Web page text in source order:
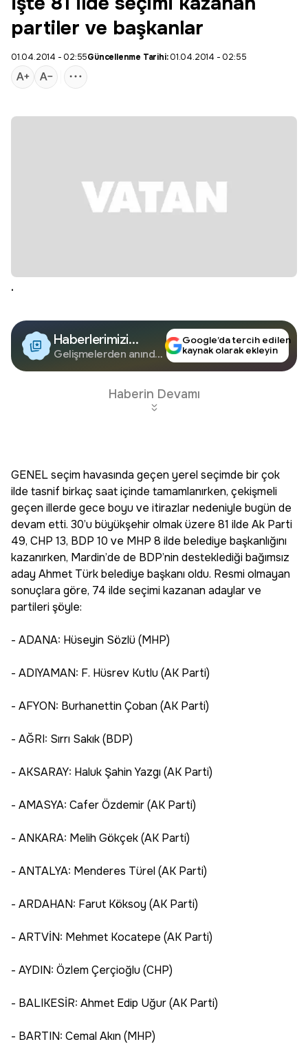
partiler ve başkanlar
01.04.2014 - 02:55Güncellenme Tarihi:01.04.2014 - 02:55
.
Haberlerimizi
Google'da Takip
Edin
Gelişmelerden anında
Google’da tercih edilen
kaynak olarak ekleyin
Haberin Devamı
GENEL seçim havasında geçen yerel seçimde bir çok
ilde tasnif birkaç saat içinde tamamlanırken, çekişmeli
geçen illerde gece boyu ve itirazlar nedeniyle bugün de
devam etti. 30’u büyükşehir olmak üzere 81 ilde Ak Parti
49, CHP 13, BDP 10 ve MHP 8 ilde belediye başkanlığını
kazanırken, Mardin’de de BDP’nin desteklediği bağımsız
aday Ahmet Türk belediye başkanı oldu. Resmi olmayan
sonuçlara göre, 74 ilde seçimi kazanan adaylar ve
partileri şöyle:
- ADANA: Hüseyin Sözlü (MHP)
- ADIYAMAN: F. Hüsrev Kutlu (AK Parti)
- AFYON: Burhanettin Çoban (AK Parti)
- AĞRI: Sırrı Sakık (BDP)
- AKSARAY: Haluk Şahin Yazgı (AK Parti)
- AMASYA: Cafer Özdemir (AK Parti)
- ANKARA: Melih Gökçek (AK Parti)
- ANTALYA: Menderes Türel (AK Parti)
- ARDAHAN: Farut Köksoy (AK Parti)
- ARTVİN: Mehmet Kocatepe (AK Parti)
- AYDIN: Özlem Çerçioğlu (CHP)
- BALIKESİR: Ahmet Edip Uğur (AK Parti)
- BARTIN: Cemal Akın (MHP)